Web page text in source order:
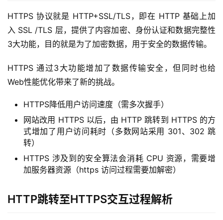
HTTPS 协议就是 HTTP+SSL/TLS，即在 HTTP 基础上加
入 SSL /TLS 层，提供了内容加密、身份认证和数据完整性
3大功能，目的就是为了加密数据，用于安全的数据传输。
HTTPS 通过3大功能增加了数据传输安全，但同时也给
Web性能优化带来了新的挑战。
HTTPS降低用户访问速度（需多次握手）
网站改用 HTTPS 以后，由 HTTP 跳转到 HTTPS 的方
式增加了用户访问耗时（多数网站采用 301、302 跳
转）
HTTPS 涉及到的安全算法会消耗 CPU 资源，需要增
加服务器资源（https 访问过程需要加解密）
HTTP跳转至HTTPS交互过程解析